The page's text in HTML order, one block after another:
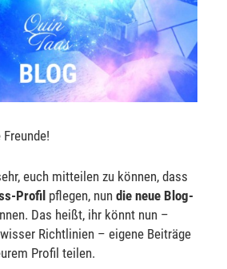
euch mitteilen zu können, dass
Profil pflegen, nundie neue Blog-
Das heißt, ihr könnt nun –
Richtlinien – eigene Beiträge
Profil teilen.